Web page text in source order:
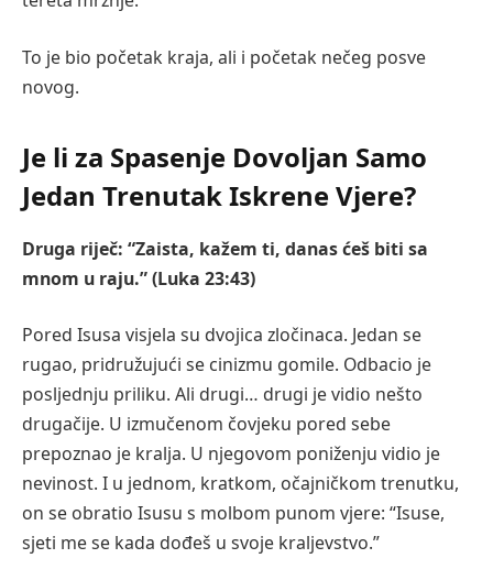
To je bio početak kraja, ali i početak nečeg posve
novog.
Je li za Spasenje Dovoljan Samo
Jedan Trenutak Iskrene Vjere?
Druga riječ: “Zaista, kažem ti, danas ćeš biti sa
mnom u raju.” (Luka 23:43)
Pored Isusa visjela su dvojica zločinaca. Jedan se
rugao, pridružujući se cinizmu gomile. Odbacio je
posljednju priliku. Ali drugi… drugi je vidio nešto
drugačije. U izmučenom čovjeku pored sebe
prepoznao je kralja. U njegovom poniženju vidio je
nevinost. I u jednom, kratkom, očajničkom trenutku,
on se obratio Isusu s molbom punom vjere: “Isuse,
sjeti me se kada dođeš u svoje kraljevstvo.”